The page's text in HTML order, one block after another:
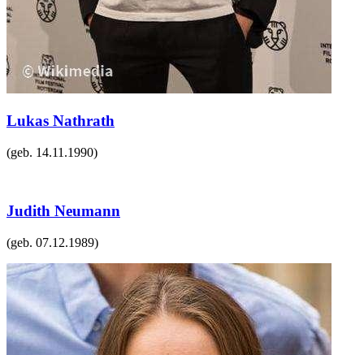
Lukas Nathrath
(geb. 14.11.1990)
Judith Neumann
(geb. 07.12.1989)